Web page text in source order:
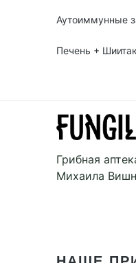
Аутоиммунные
Печень +
Грибная
Михаила